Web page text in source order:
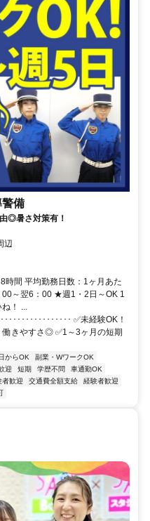
備
◎暑さ対策有！
辺
時間 平均勤務日数：1ヶ月あた
～翌6：00 ★週1・2日～OK 1
！ ...
･･･････････････ ✅未経験OK！
働きやすさ◎ ✅1～3ヶ月の短期
からOK
副業・WワークOK
迎 短期 学歴不問
車通勤OK
者歓迎 交通費全額支給
経験者歓迎